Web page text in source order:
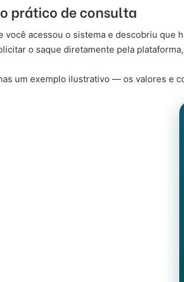
prático de consulta
você acessou o sistema e descobriu que
o saque diretamente pela
um exemplo ilustrativo — os valores e